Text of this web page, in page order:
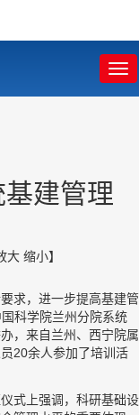
建管理
大 缩小】
求，进一步提高基建管
科学院兰州分院系统
，来自兰州、西宁院属
20余人参加了培训活
式上强调，科研基础设